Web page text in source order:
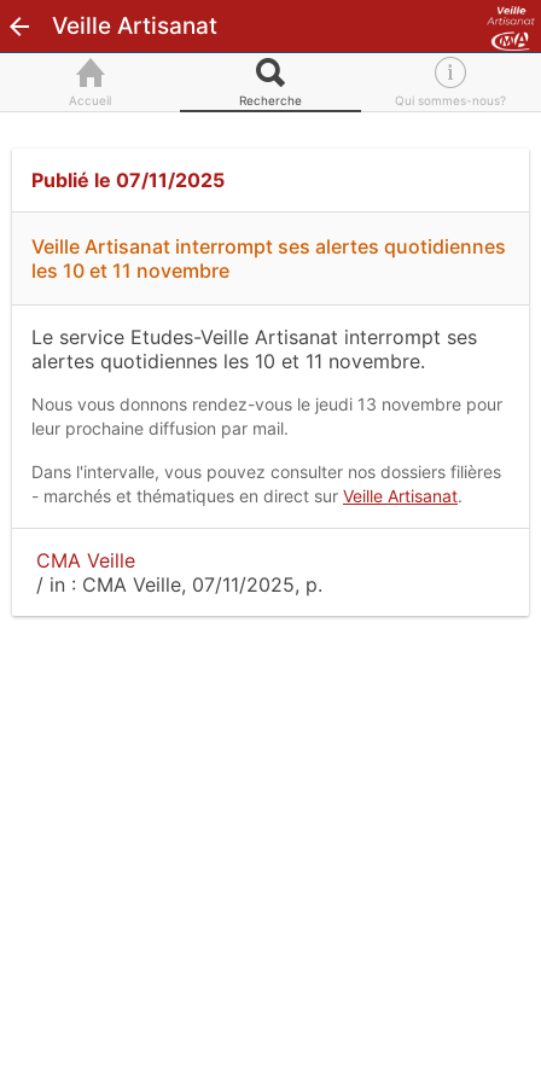
Veille Artisanat
Accueil Recherche Qui sommes-nous?
Publié le 07/11/2025
Veille Artisanat interrompt ses alertes quotidiennes
les 10 et 11 novembre
Le service Etudes-Veille Artisanat interrompt ses
alertes quotidiennes les 10 et 11 novembre.
Nous vous donnons rendez-vous le jeudi 13 novembre pour
leur prochaine diffusion par mail.
Dans l'intervalle, vous pouvez consulter nos dossiers filières
- marchés et thématiques en direct sur Veille Artisanat.
CMA Veille
/ in : CMA Veille, 07/11/2025, p.